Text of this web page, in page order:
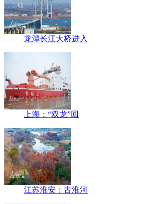
龙潭长江大桥进入
上海：“双龙”回
江苏淮安：古淮河